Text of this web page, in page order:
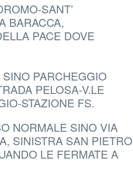
SANT’
BARACCA,
PACE DOVE
PARCHEGGIO
PELOSA-V.LE
STAZIONE FS.
NORMALE SINO VIA
SINISTRA SAN PIETRO
LE FERMATE A